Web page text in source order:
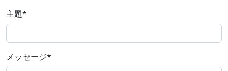
主題*
メッセージ*